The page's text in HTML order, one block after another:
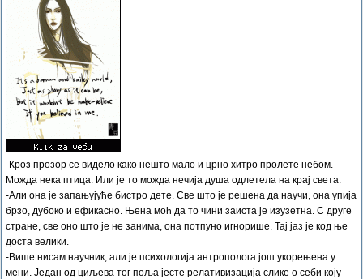
-Кроз прозор се видело како нешто мало и црно хитро пролете небом.
Можда нека птица. Или је то можда нечија душа одлетела на крај света.
-Али она је запањујуће бистро дете. Све што је решена да научи, она упија
брзо, дубоко и ефикасно. Њена моћ да то чини заиста је изузетна. С друге
стране, све оно што је не занима, она потпуно игнорише. Тај јаз је код ње
доста велики.
-Више нисам научник, али је психологија антрополога још укорењена у
мени. Један од циљева тог поља јесте релативизација слике о себи коју